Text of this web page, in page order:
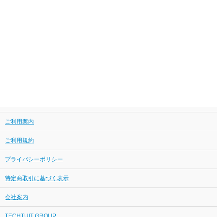
ご利用案内
ご利用規約
プライバシーポリシー
特定商取引に基づく表示
会社案内